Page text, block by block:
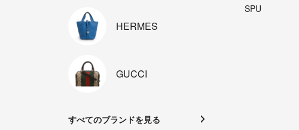
HERMES
GUCCI
すべてのブランドを見る
SPU